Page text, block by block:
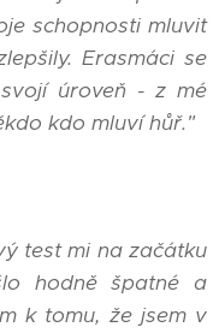
schopnosti mluvit
Erasmáci se
úroveň - z mé
kdo mluví hůř."
test mi na začátku
hodně špatné a
k tomu, že jsem v